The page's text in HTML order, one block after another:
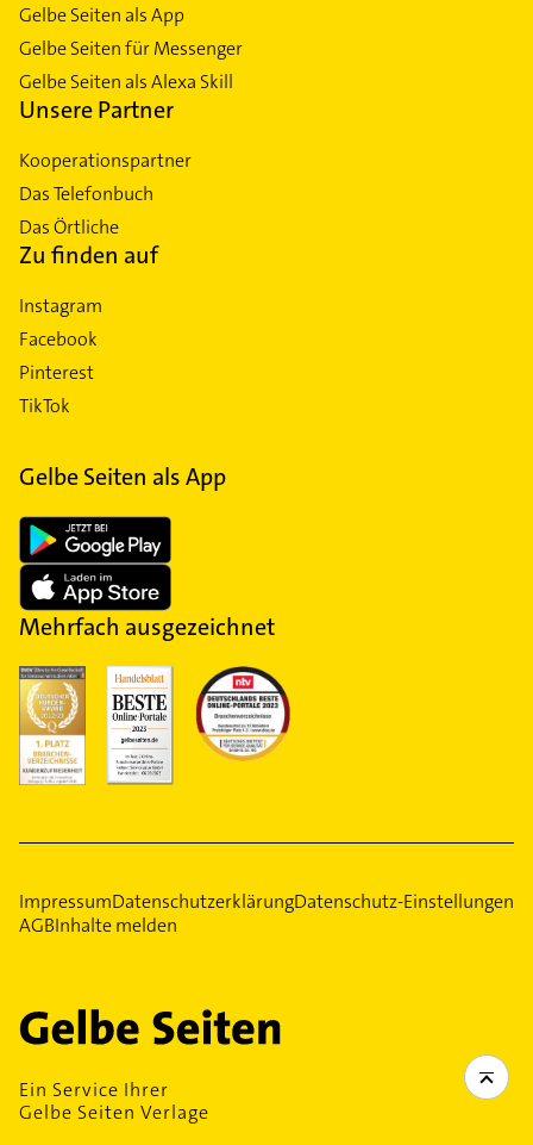
Gelbe Seiten als App
Gelbe Seiten für Messenger
Gelbe Seiten als Alexa Skill
Unsere Partner
Kooperationspartner
Das Telefonbuch
Das Örtliche
Zu finden auf
Instagram
Facebook
Pinterest
TikTok
Gelbe Seiten als App
Mehrfach ausgezeichnet
ImpressumDatenschutzerklärungDatenschutz-Einstellungen
AGBInhalte melden
Ein Service Ihrer
Gelbe Seiten Verlage